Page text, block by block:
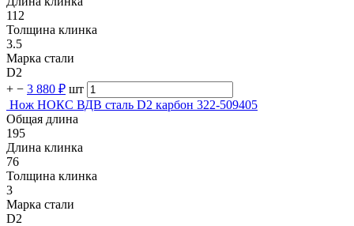
112
Толщина клинка
3.5
Марка стали
D2
+ − 3 880 ₽ шт
Нож НОКС ВДВ сталь D2 карбон 322-509405
Общая длина
195
Длина клинка
76
Толщина клинка
3
Марка стали
D2